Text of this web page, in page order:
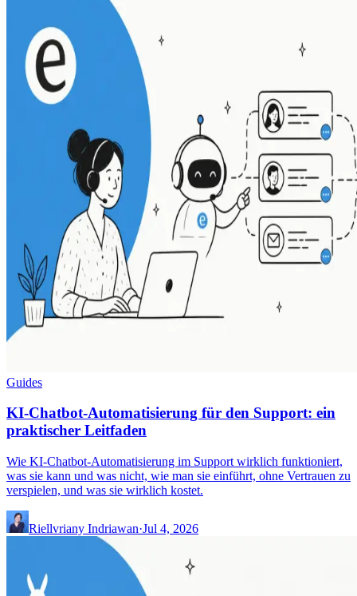
Guides
KI-Chatbot-Automatisierung für den Support: ein
praktischer Leitfaden
Wie KI-Chatbot-Automatisierung im Support wirklich funktioniert,
was sie kann und was nicht, wie man sie einführt, ohne Vertrauen zu
verspielen, und was sie wirklich kostet.
Riellvriany Indriawan·Jul 4, 2026